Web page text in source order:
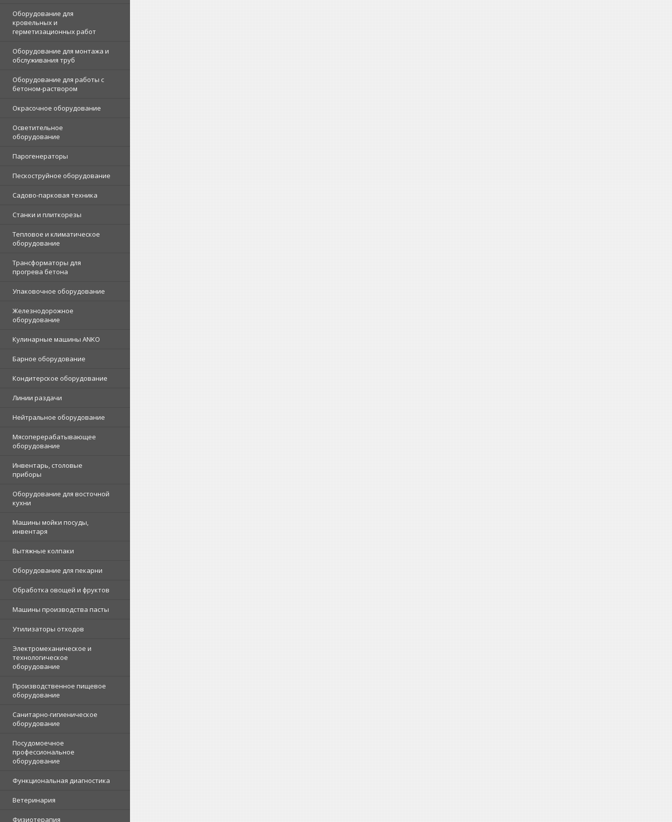
Оборудование для
кровельных и
герметизационных работ
Оборудование для монтажа и
обслуживания труб
Оборудование для работы с
бетоном-раствором
Окрасочное оборудование
Осветительное
оборудование
Парогенераторы
Пескоструйное оборудование
Садово-парковая техника
Станки и плиткорезы
Тепловое и климатическое
оборудование
Трансформаторы для
прогрева бетона
Упаковочное оборудование
Железнодорожное
оборудование
Кулинарные машины ANKO
Барное оборудование
Кондитерское оборудование
Линии раздачи
Нейтральное оборудование
Мясоперерабатывающее
оборудование
Инвентарь, столовые
приборы
Оборудование для восточной
кухни
Машины мойки посуды,
инвентаря
Вытяжные колпаки
Оборудование для пекарни
Обработка овощей и фруктов
Машины производства пасты
Утилизаторы отходов
Электромеханическое и
технологическое
оборудование
Производственное пищевое
оборудование
Санитарно-гигиеническое
оборудование
Посудомоечное
профессиональное
оборудование
Функциональная диагностика
Ветеринария
Физиотерапия